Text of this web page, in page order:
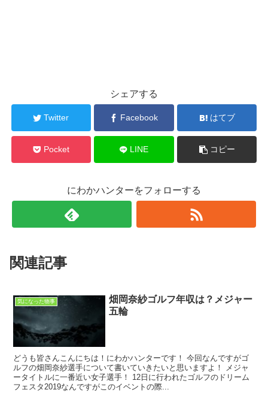
シェアする
Twitter Facebook はてブ
Pocket LINE コピー
にわかハンターをフォローする
関連記事
気になった物事
畑岡奈紗ゴルフ年収は？メジャー
五輪
どうも皆さんこんにちは！にわかハンターです！ 今回なんですがゴ
ルフの畑岡奈紗選手について書いていきたいと思いますよ！ メジャ
ータイトルに一番近い女子選手！ 12日に行われたゴルフのドリーム
フェスタ2019なんですがこのイベントの際...